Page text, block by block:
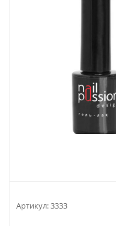
Артикул:3333